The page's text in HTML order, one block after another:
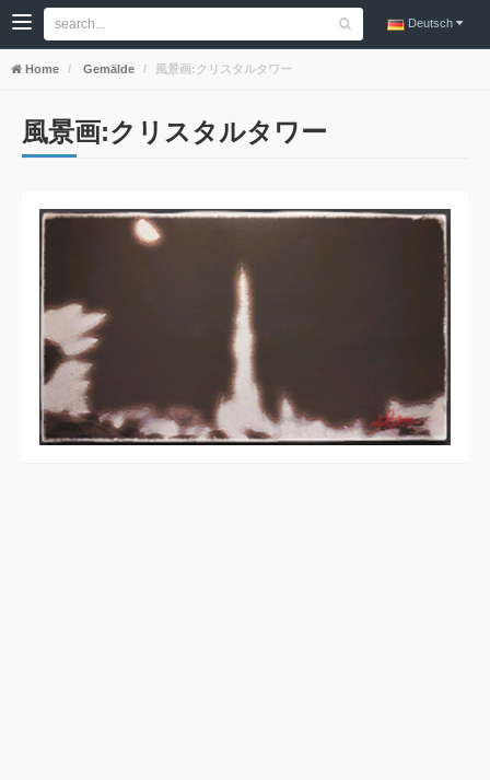
Deutsch
Home Gemälde 風景画:クリスタルタワー
風景画:クリスタルタワー